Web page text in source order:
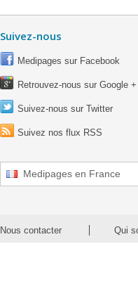
Suivez-nous
Medipages sur Facebook
Retrouvez-nous sur Google +
Suivez-nous sur Twitter
Suivez nos flux RSS
Medipages en France
Nous contacter Qui